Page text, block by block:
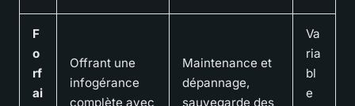
F
o
rf
ai
Offrant une
infogérance
complète avec
Maintenance et
dépannage,
sauvegarde des
Va
ria
bl
e